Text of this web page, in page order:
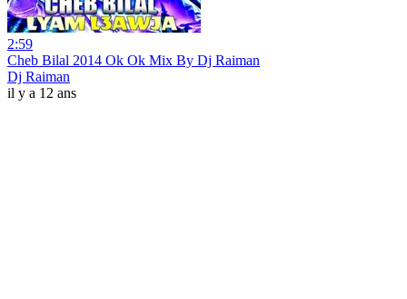
2:59
Cheb Bilal 2014 Ok Ok Mix By Dj Raiman
Dj Raiman
il y a 12 ans